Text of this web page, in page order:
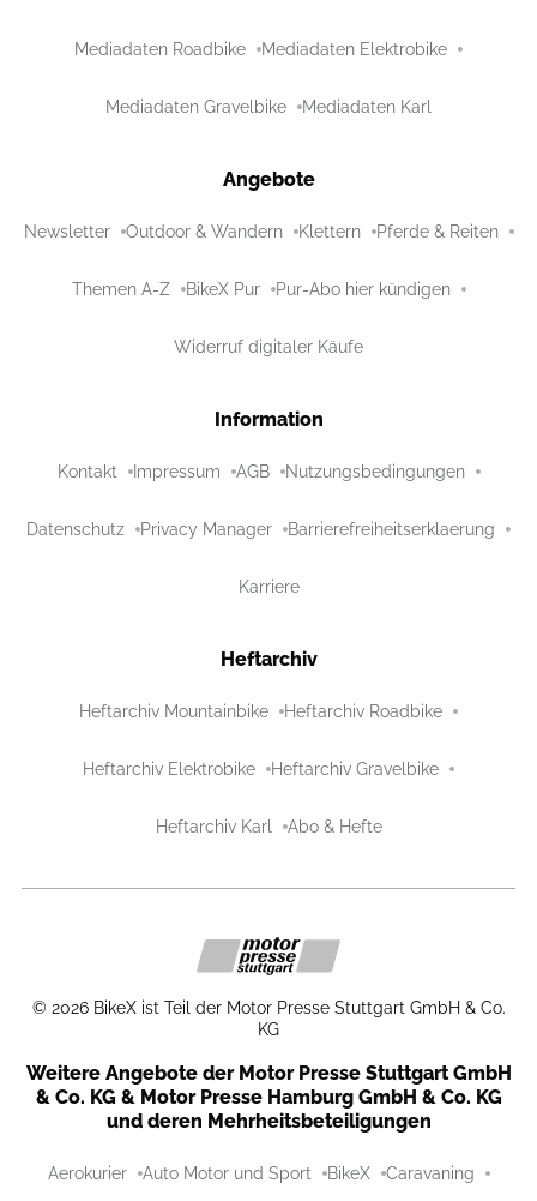
Mediadaten Roadbike Mediadaten Elektrobike
Mediadaten Gravelbike Mediadaten Karl
Angebote
Newsletter Outdoor & Wandern Klettern Pferde & Reiten
Themen A-Z BikeX Pur Pur-Abo hier kündigen
Widerruf digitaler Käufe
Information
Kontakt Impressum AGB Nutzungsbedingungen
Datenschutz Privacy Manager Barrierefreiheitserklaerung
Karriere
Heftarchiv
Heftarchiv Mountainbike Heftarchiv Roadbike
Heftarchiv Elektrobike Heftarchiv Gravelbike
Heftarchiv Karl Abo & Hefte
© 2026 BikeX ist Teil der Motor Presse Stuttgart GmbH & Co.
KG
Weitere Angebote der Motor Presse Stuttgart GmbH
& Co. KG & Motor Presse Hamburg GmbH & Co. KG
und deren Mehrheitsbeteiligungen
Aerokurier Auto Motor und Sport BikeX Caravaning